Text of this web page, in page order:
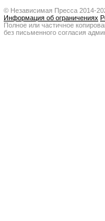
© Независимая Пресса 2014-
Информация об ограничениях
Полное или частичное
без письменного согласия